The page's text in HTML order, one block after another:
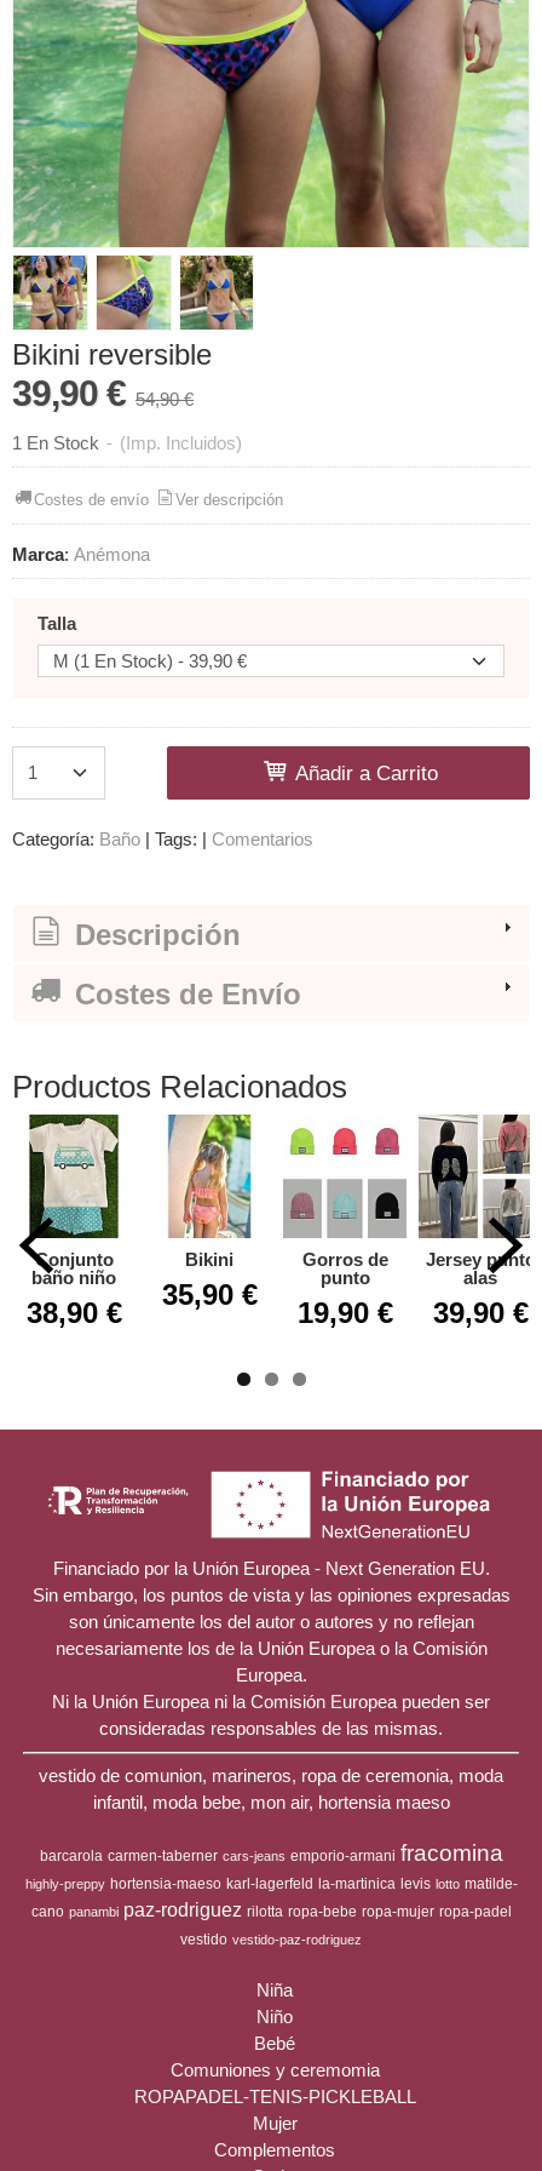
Bikini reversible
39,90 € 54,90 €
1 En Stock - (Imp. Incluidos)
Costes de envío Ver descripción
Marca: Anémona
Talla
Añadir a Carrito
Categoría: Baño | Tags: | Comentarios
Descripción
Costes de Envío
Productos Relacionados
Conjunto
baño niño
38,90 €
Bikini
35,90 €
Gorros de
punto
19,90 €
Jersey punto
alas
39,90 €
Financiado por la Unión Europea - Next Generation EU.
Sin embargo, los puntos de vista y las opiniones expresadas
son únicamente los del autor o autores y no reflejan
necesariamente los de la Unión Europea o la Comisión
Europea.
Ni la Unión Europea ni la Comisión Europea pueden ser
consideradas responsables de las mismas.
vestido de comunion, marineros, ropa de ceremonia, moda
infantil, moda bebe, mon air, hortensia maeso
barcarola carmen-taberner cars-jeans emporio-armani fracomina
highly-preppy hortensia-maeso karl-lagerfeld la-martinica levis lotto matilde-
cano panambi paz-rodriguez rilotta ropa-bebe ropa-mujer ropa-padel
vestido vestido-paz-rodriguez
Niña
Niño
Bebé
Comuniones y ceremomia
ROPAPADEL-TENIS-PICKLEBALL
Mujer
Complementos